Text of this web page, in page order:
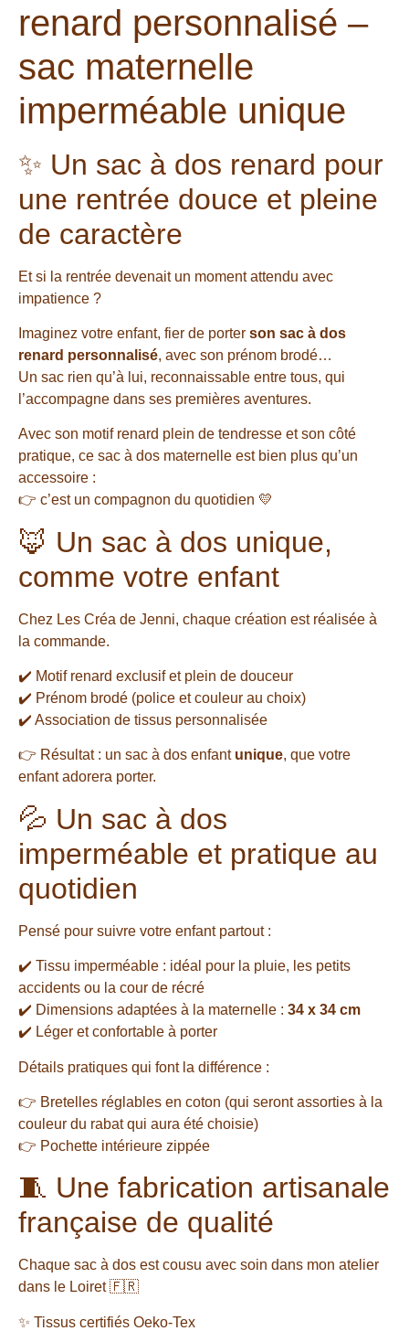
renard personnalisé –
sac maternelle
imperméable unique
✨ Un sac à dos renard pour
une rentrée douce et pleine
de caractère
Et si la rentrée devenait un moment attendu avec
impatience ?
Imaginez votre enfant, fier de porter son sac à dos
renard personnalisé, avec son prénom brodé…
Un sac rien qu’à lui, reconnaissable entre tous, qui
l’accompagne dans ses premières aventures.
Avec son motif renard plein de tendresse et son côté
pratique, ce sac à dos maternelle est bien plus qu’un
accessoire :
👉 c’est un compagnon du quotidien 💛
🦊 Un sac à dos unique,
comme votre enfant
Chez Les Créa de Jenni, chaque création est réalisée à
la commande.
✔️ Motif renard exclusif et plein de douceur
✔️ Prénom brodé (police et couleur au choix)
✔️ Association de tissus personnalisée
👉 Résultat : un sac à dos enfant unique, que votre
enfant adorera porter.
💦 Un sac à dos
imperméable et pratique au
quotidien
Pensé pour suivre votre enfant partout :
✔️ Tissu imperméable : idéal pour la pluie, les petits
accidents ou la cour de récré
✔️ Dimensions adaptées à la maternelle : 34 x 34 cm
✔️ Léger et confortable à porter
Détails pratiques qui font la différence :
👉 Bretelles réglables en coton (qui seront assorties à la
couleur du rabat qui aura été choisie)
👉 Pochette intérieure zippée
🧵 Une fabrication artisanale
française de qualité
Chaque sac à dos est cousu avec soin dans mon atelier
dans le Loiret 🇫🇷
✨ Tissus certifiés Oeko-Tex